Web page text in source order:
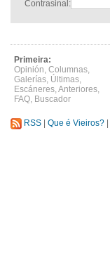
Contrasinal:
Primeira:
Opinión, Columnas,
Galerías, Últimas,
Escáneres,Anteriores,
FAQ, Buscador
RSS Que é Vieiros?